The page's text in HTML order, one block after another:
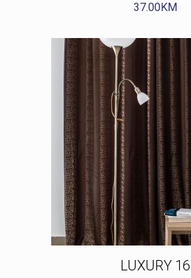
37.00KM
LUXURY 16